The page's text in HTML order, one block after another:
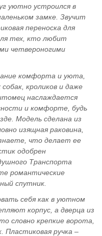
уютно устроился в
замке. Звучит
переноска для
тех, кто любит
четвероногими
комфорта и уюта,
кроликов и даже
наслаждается
и комфорте, будь
Модель сделана из
изящная раковина,
что делает ее
одобрен
Транспорта
романтические
спутник.
себя как в уютном
корпус, а дверца из
словно крепкие ворота,
Пластиковая ручка –